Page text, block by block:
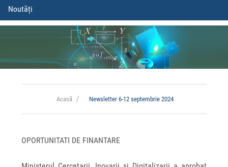
Noutăți
Acasă Newsletter 6-12 septembrie 2024
OPORTUNITATI DE FINANTARE